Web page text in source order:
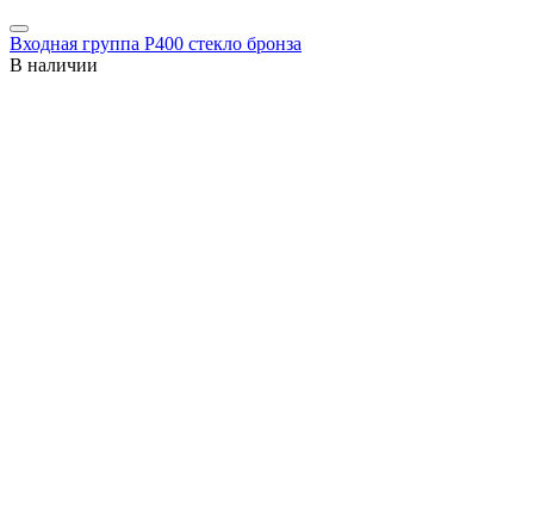
Входная группа P400 стекло бронза
В наличии